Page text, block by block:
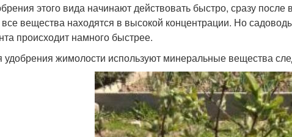
этого вида начинают действовать быстро, сразу после
все вещества находятся в высокой концентрации. Но
происходит намного быстрее.
удобрения жимолости используют минеральные вещества